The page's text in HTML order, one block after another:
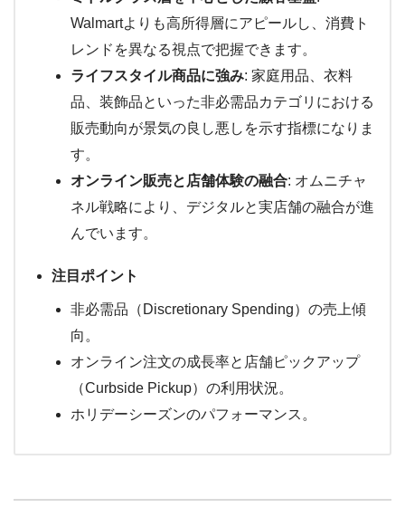
Walmartよりも高所得層にアピールし、消費ト
レンドを異なる視点で把握できます。
ライフスタイル商品に強み: 家庭用品、衣料
品、装飾品といった非必需品カテゴリにおける
販売動向が景気の良し悪しを示す指標になりま
す。
オンライン販売と店舗体験の融合: オムニチャ
ネル戦略により、デジタルと実店舗の融合が進
んでいます。
注目ポイント
非必需品（Discretionary Spending）の売上傾
向。
オンライン注文の成長率と店舗ピックアップ
（Curbside Pickup）の利用状況。
ホリデーシーズンのパフォーマンス。